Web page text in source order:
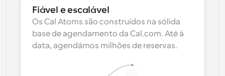
Fiável e escalável
Os Cal Atoms são construídos na sólida
base de agendamento da Cal.com. Até à
data, agendámos milhões de reservas.